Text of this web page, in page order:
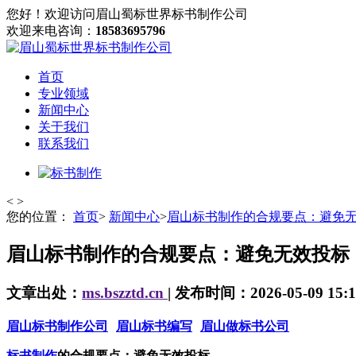
您好！欢迎访问眉山蜀标世界标书制作公司
欢迎来电咨询： 18583695796
首页
专业领域
新闻中心
关于我们
联系我们
< >
您的位置： 首页> 新闻中心>眉山标书制作的合规要点：避免
眉山标书制作的合规要点：避免无效投标
文章出处： ms.bszztd.cn | 发布时间：2026-05-09
眉山标书制作公司 眉山标书编写 眉山做标书公司